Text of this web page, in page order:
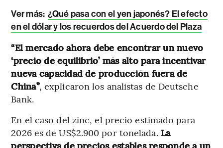
Ver más: ¿Qué pasa con el yen japonés? El efecto
en el dólar y los recuerdos del Acuerdo del Plaza
“El mercado ahora debe encontrar un nuevo
‘precio de equilibrio’ más alto para incentivar
nueva capacidad de producción fuera de
China”, explicaron los analistas de Deutsche
Bank.
En el caso del zinc, el precio estimado para
2026 es de US$2.900 por tonelada.La
perspectiva de precios estables responde a un